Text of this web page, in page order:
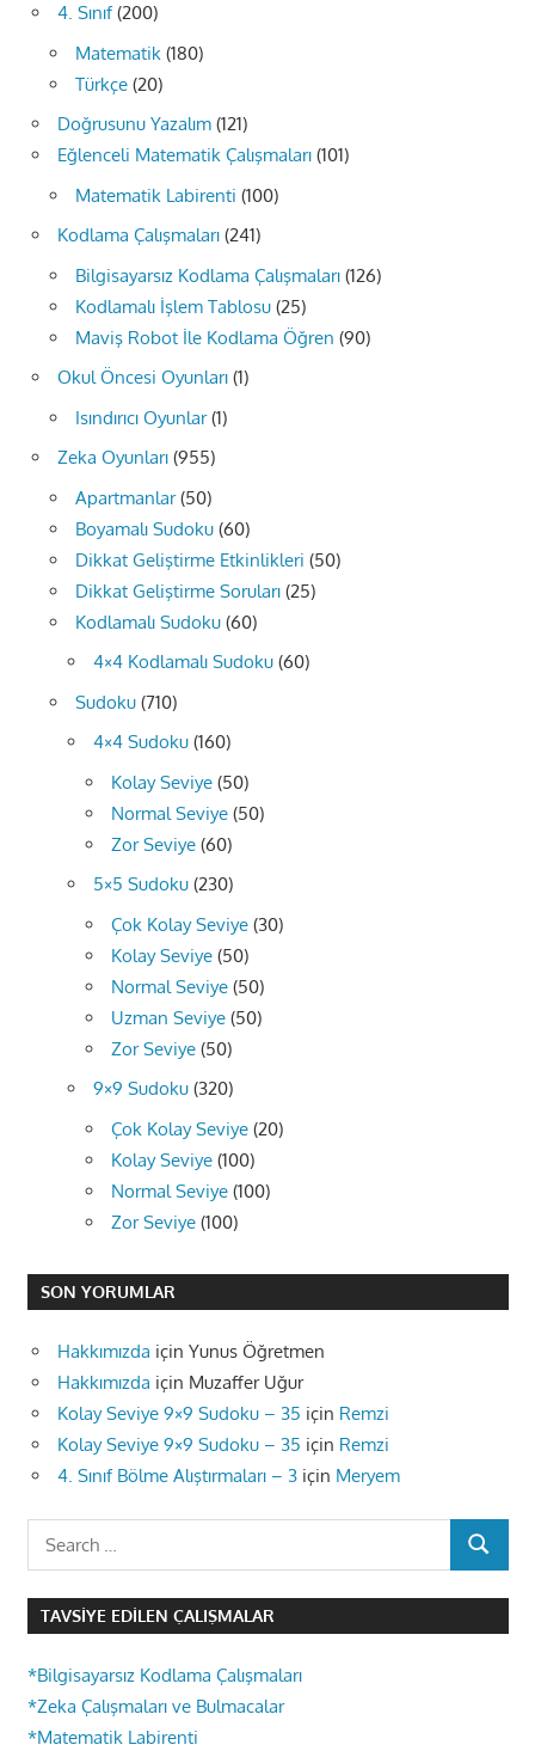
4. Sınıf(200)
Matematik (180)
Türkçe (20)
Doğrusunu Yazalım (121)
Eğlenceli Matematik Çalışmaları (101)
Matematik Labirenti (100)
Kodlama Çalışmaları (241)
Bilgisayarsız Kodlama Çalışmaları (126)
Kodlamalı İşlem Tablosu (25)
Maviş Robot İle Kodlama Öğren (90)
Okul Öncesi Oyunları (1)
Isındırıcı Oyunlar(1)
Zeka Oyunları (955)
Apartmanlar(50)
Boyamalı Sudoku (60)
Dikkat Geliştirme Etkinlikleri (50)
Dikkat Geliştirme Soruları (25)
Kodlamalı Sudoku (60)
4×4 Kodlamalı Sudoku (60)
Sudoku (710)
4×4 Sudoku (160)
Kolay Seviye (50)
Normal Seviye (50)
Zor Seviye (60)
5×5 Sudoku (230)
Çok Kolay Seviye (30)
Kolay Seviye (50)
Normal Seviye (50)
Uzman Seviye (50)
Zor Seviye (50)
9×9 Sudoku (320)
Çok Kolay Seviye (20)
Kolay Seviye (100)
Normal Seviye (100)
Zor Seviye (100)
SON YORUMLAR
Hakkımızda için Yunus Öğretmen
Hakkımızda için Muzaffer Uğur
Kolay Seviye 9×9 Sudoku – 35 için Remzi
Kolay Seviye 9×9 Sudoku – 35 için Remzi
4. Sınıf Bölme Alıştırmaları – 3 için Meryem
SEARCH
TAVSIYE EDILEN ÇALIŞMALAR
*Bilgisayarsız Kodlama Çalışmaları
*Zeka Çalışmaları ve Bulmacalar
*Matematik Labirenti